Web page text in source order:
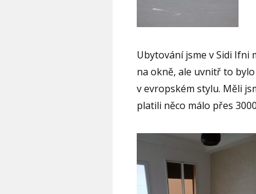
Ubytování jsme v Sidi Ifni
na okně, ale uvnitř to
v evropském stylu. Měli
platili něco málo přes